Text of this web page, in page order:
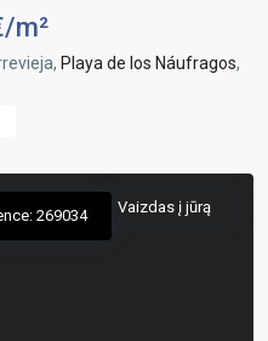
m²
Playa de los Náufragos,
Vaizdas į jūrą
269034